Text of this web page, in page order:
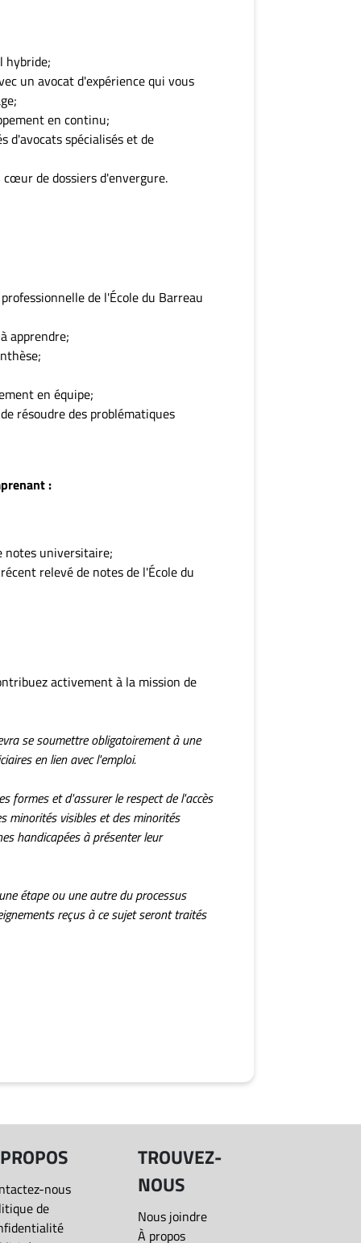
hybride;
un avocat d'expérience qui vous
en continu;
d'avocats spécialisés et de
de dossiers d'envergure.
de l'École du Barreau
apprendre;
en équipe;
résoudre des problématiques
:
notes universitaire;
relevé de notes de l'École du
activement à la mission de
se soumettre obligatoirement à une
en lien avec l'emploi.
formes et d'assurer le respect de l'accès
minorités visibles et des minorités
handicapées à présenter leur
étape ou une autre du processus
reçus à ce sujet seront traités
nous
de
TROUVEZ-
NOUS
Nous joindre
À propos